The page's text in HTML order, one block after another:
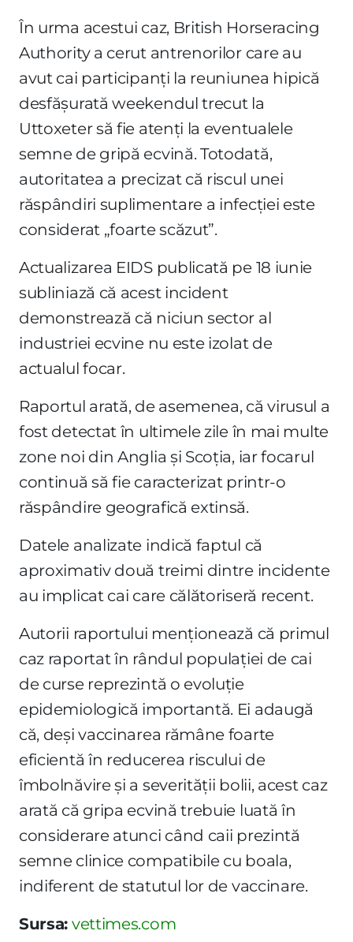
În urma acestui caz, British Horseracing
Authority a cerut antrenorilor care au
avut cai participanți la reuniunea hipică
desfășurată weekendul trecut la
Uttoxeter să fie atenți la eventualele
semne de gripă ecvină. Totodată,
autoritatea a precizat că riscul unei
răspândiri suplimentare a infecției este
considerat „foarte scăzut”.
Actualizarea EIDS publicată pe 18 iunie
subliniază că acest incident
demonstrează că niciun sector al
industriei ecvine nu este izolat de
actualul focar.
Raportul arată, de asemenea, că virusul a
fost detectat în ultimele zile în mai multe
zone noi din Anglia și Scoția, iar focarul
continuă să fie caracterizat printr-o
răspândire geografică extinsă.
Datele analizate indică faptul că
aproximativ două treimi dintre incidente
au implicat cai care călătoriseră recent.
Autorii raportului menționează că primul
caz raportat în rândul populației de cai
de curse reprezintă o evoluție
epidemiologică importantă. Ei adaugă
că, deși vaccinarea rămâne foarte
eficientă în reducerea riscului de
îmbolnăvire și a severității bolii, acest caz
arată că gripa ecvină trebuie luată în
considerare atunci când caii prezintă
semne clinice compatibile cu boala,
indiferent de statutul lor de vaccinare.
Sursa: vettimes.com